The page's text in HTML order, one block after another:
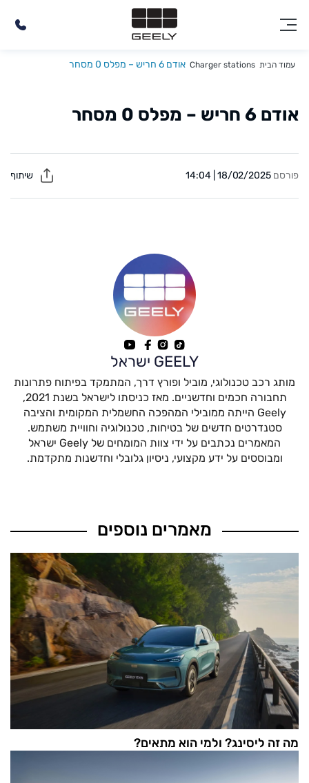
עמוד הבית Charger stations אודם 6 חריש – מפלס 0 מסחר
אודם 6 חריש – מפלס 0 מסחר
פורסם 18/02/2025 | 14:04
GEELY ישראל
מותג רכב טכנולוגי, מוביל ופורץ דרך, המתמקד בפיתוח פתרונות
תחבורה חכמים וחדשניים. מאז כניסתו לישראל בשנת 2021,
Geely הייתה ממובילי המהפכה החשמלית המקומית והציבה
סטנדרטים חדשים של בטיחות, טכנולוגיה וחוויית משתמש.
המאמרים נכתבים על ידי צוות המומחים של Geely ישראל
ומבוססים על ידע מקצועי, ניסיון גלובלי וחדשנות מתקדמת.
מאמרים נוספים
מה זה ליסינג? ולמי הוא מתאים?